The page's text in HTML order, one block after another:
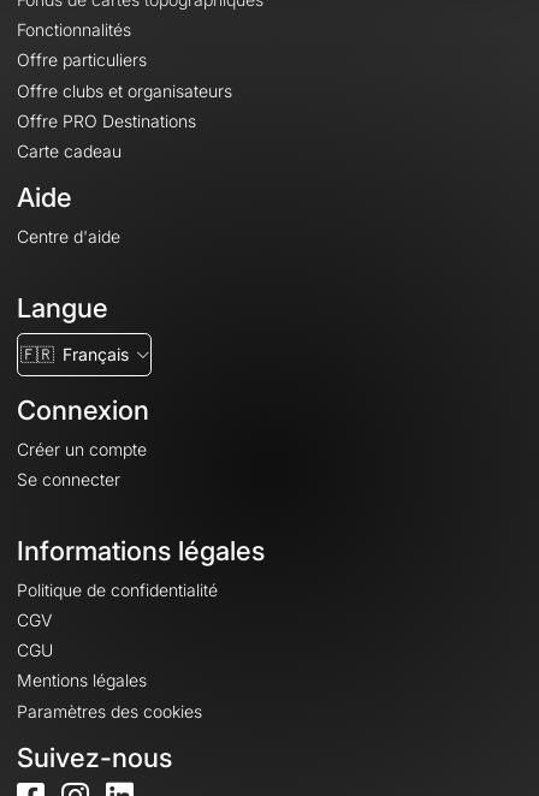
Fonctionnalités
Offre particuliers
Offre clubs et organisateurs
Offre PRO Destinations
Carte cadeau
Aide
Centre d'aide
Langue
🇫🇷 Français
Connexion
Créer un compte
Se connecter
Informations légales
Politique de confidentialité
CGV
CGU
Mentions légales
Paramètres des cookies
Suivez-nous